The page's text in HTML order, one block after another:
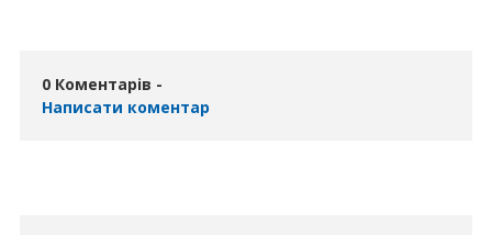
0 Коментарів -
Написати коментар